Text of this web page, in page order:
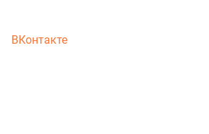
ВКонтакте